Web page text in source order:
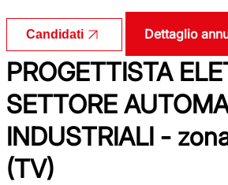
Candidati Dettaglio
PROGETTISTA
SETTORE
INDUSTRIALI -
(TV)